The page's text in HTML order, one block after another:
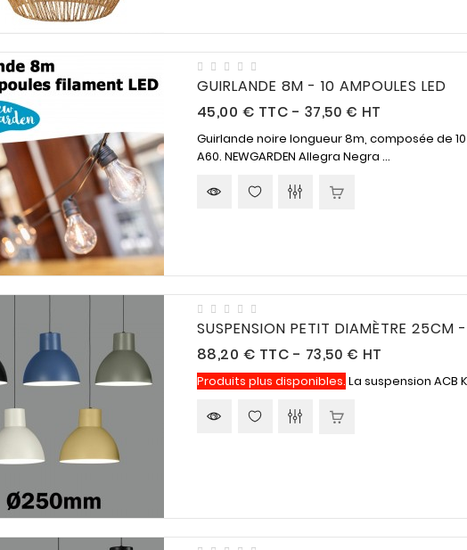
GUIRLANDE 8M - 10 AMPOULES LED
45,00 € Prix
TTC - 37,50 € HT
Guirlande noire longueur 8m, composée de
A60. NEWGARDEN Allegra Negra ...
SUSPENSION PETIT DIAMÈTRE 25CM
88,20 € Prix
TTC - 73,50 € HT
Produits plus disponibles. La suspension ACB